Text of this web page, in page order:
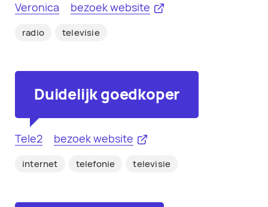
Veronica bezoek website
radio televisie
Duidelijk goedkoper
Tele2 bezoek website
internet telefonie televisie